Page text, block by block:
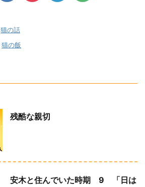
猫の話
猫の飯
残酷な親切
安木と住んでいた時期 9 「日は